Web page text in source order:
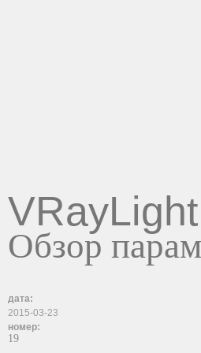
Обзор
дата:
2015-03-23
номер:
19